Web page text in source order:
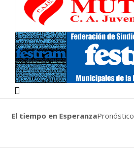
El tiempo en Esperanza